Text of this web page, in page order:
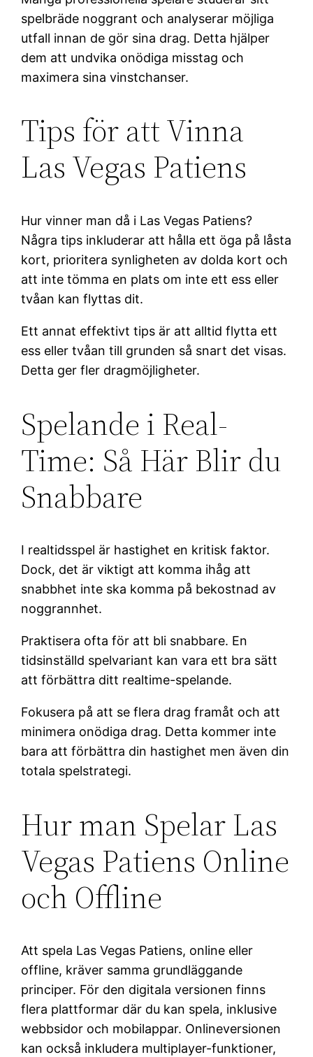
spelbräde noggrant och analyserar möjliga
utfall innan de gör sina drag. Detta hjälper
dem att undvika onödiga misstag och
maximera sina vinstchanser.
Tips för att Vinna
Las Vegas Patiens
Hur vinner man då i Las Vegas Patiens?
Några tips inkluderar att hålla ett öga på låsta
kort, prioritera synligheten av dolda kort och
att inte tömma en plats om inte ett ess eller
tvåan kan flyttas dit.
Ett annat effektivt tips är att alltid flytta ett
ess eller tvåan till grunden så snart det visas.
Detta ger fler dragmöjligheter.
Spelande i Real-
Time: Så Här Blir du
Snabbare
I realtidsspel är hastighet en kritisk faktor.
Dock, det är viktigt att komma ihåg att
snabbhet inte ska komma på bekostnad av
noggrannhet.
Praktisera ofta för att bli snabbare. En
tidsinställd spelvariant kan vara ett bra sätt
att förbättra ditt realtime-spelande.
Fokusera på att se flera drag framåt och att
minimera onödiga drag. Detta kommer inte
bara att förbättra din hastighet men även din
totala spelstrategi.
Hur man Spelar Las
Vegas Patiens Online
och Offline
Att spela Las Vegas Patiens, online eller
offline, kräver samma grundläggande
principer. För den digitala versionen finns
flera plattformar där du kan spela, inklusive
webbsidor och mobilappar. Onlineversionen
kan också inkludera multiplayer-funktioner,